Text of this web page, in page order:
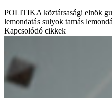
POLITIKA köztársasági elnök
lemondatás sulyok tamás
Kapcsolódó cikkek